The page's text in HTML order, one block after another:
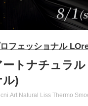
フェッショナル
トナチュラ
ル)
Natural Liss Thermo